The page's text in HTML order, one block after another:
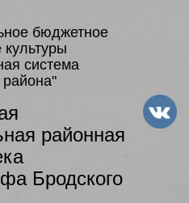
бюджетное
культуры
система
района"
районная
Бродского